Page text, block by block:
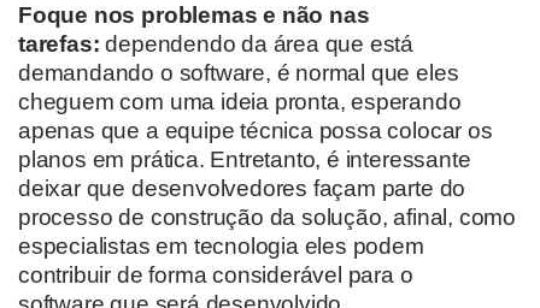
Foque nos problemas e não nas
tarefas:dependendo da área que está
demandando o software, é normal que eles
cheguem com uma ideia pronta, esperando
apenas que a equipe técnica possa colocar os
planos em prática. Entretanto, é interessante
deixar que desenvolvedores façam parte do
processo de construção da solução, afinal, como
especialistas em tecnologia eles podem
contribuir de forma considerável para o